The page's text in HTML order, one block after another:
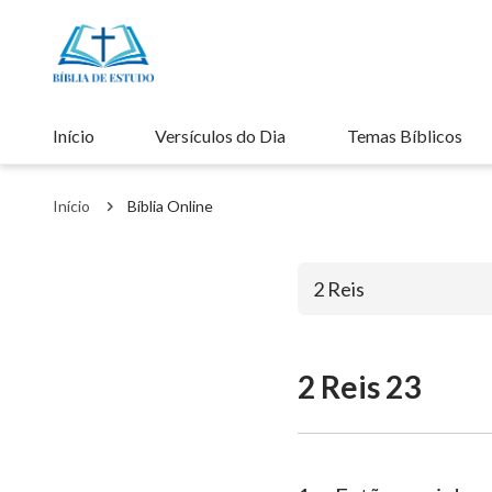
Início Versículos do Dia Temas Bíblicos
Início Bíblia Online
2 Reis
Antigo
2 Reis 23